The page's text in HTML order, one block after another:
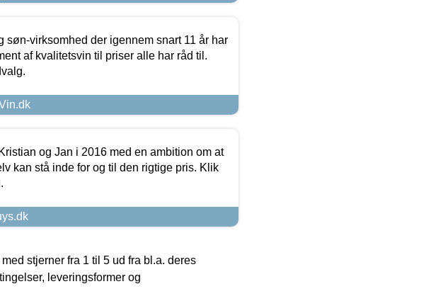
søn-virksomhed der igennem snart 11 år har
af kvalitetsvin til priser alle har råd til.
og Jan i 2016 med en ambition om at
kan stå inde for og til den rigtige pris. Klik
stjerner fra 1 til 5 ud fra bl.a. deres
leveringsformer og